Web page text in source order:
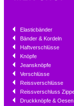
Elasticbänder
Bänder & Kordeln
Haftverschlüsse
Knöpfe
Jeansknöpfe
Verschlüsse
Reissverschlüsse
Reissverschluss
Druckknöpfe & Oesen